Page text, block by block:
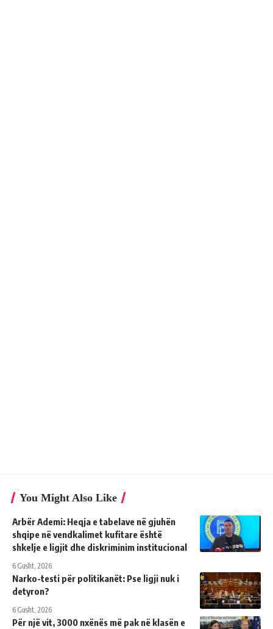
You Might Also Like
Arbër Ademi: Heqja e tabelave në gjuhën
shqipe në vendkalimet kufitare është
shkelje e ligjit dhe diskriminim institucional
6 Gusht, 2026
Narko-testi për politikanët: Pse ligji nuk i
detyron?
6 Gusht, 2026
Për një vit, 3000 nxënës më pak në klasën e